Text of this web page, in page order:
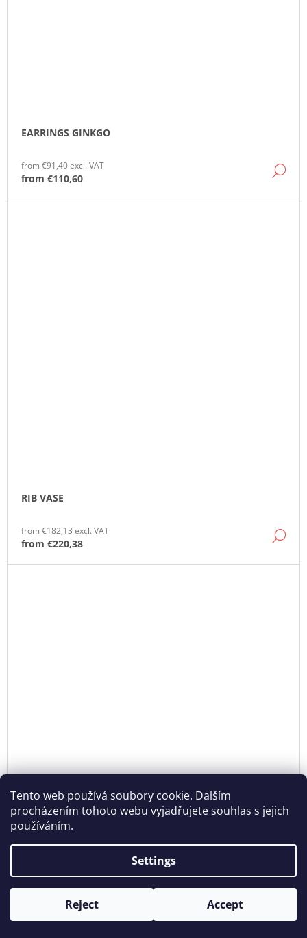
Tento web používá soubory cookie. Dalším
procházením tohoto webu vyjadřujete souhlas s jejich
používáním.
Settings
Reject Accept
Opening hours: Tue - Sun - 11:00 -19:00
EARRINGS GINKGO
from €91,40 excl. VAT
from €110,60
RIB VASE
from €182,13 excl. VAT
from €220,38
EARRINGS PIRK - S CHAIN SILVER